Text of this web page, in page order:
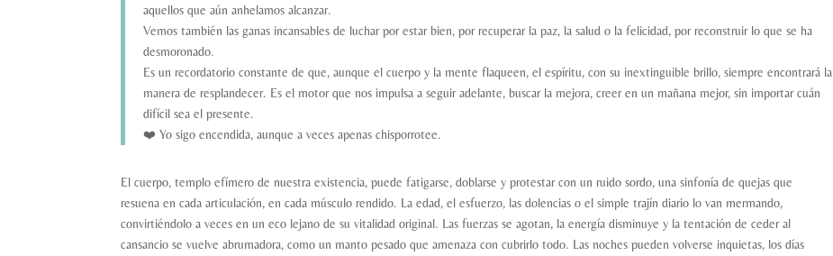
aquellos que aún anhelamos alcanzar.
Vemos también las ganas incansables de luchar por estar bien, por recuperar la paz, la salud o la felicidad, por reconstruir lo que se ha
desmoronado.
Es un recordatorio constante de que, aunque el cuerpo y la mente flaqueen, el espíritu, con su inextinguible brillo, siempre encontrará la
manera de resplandecer. Es el motor que nos impulsa a seguir adelante, buscar la mejora, creer en un mañana mejor, sin importar cuán
difícil sea el presente.
❤️ Yo sigo encendida, aunque a veces apenas chisporrotee.
El cuerpo, templo efímero de nuestra existencia, puede fatigarse, doblarse y protestar con un ruido sordo, una sinfonía de quejas que
resuena en cada articulación, en cada músculo rendido. La edad, el esfuerzo, las dolencias o el simple trajín diario lo van mermando,
convirtiéndolo a veces en un eco lejano de su vitalidad original. Las fuerzas se agotan, la energía disminuye y la tentación de ceder al
cansancio se vuelve abrumadora, como un manto pesado que amenaza con cubrirlo todo. Las noches pueden volverse inquietas, los días